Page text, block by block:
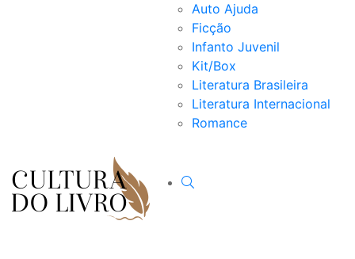
Auto Ajuda
Ficção
Infanto Juvenil
Kit/Box
Literatura Brasileira
Literatura Internacional
Romance